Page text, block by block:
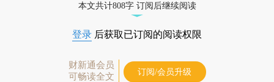
本文共计808字 订阅后继续阅读
登录 后获取已订阅的阅读权限
财新通会员
可畅读全文
订阅/会员升级